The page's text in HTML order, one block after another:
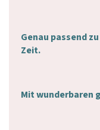
Genau passend
Zeit.
Mit wunderbaren